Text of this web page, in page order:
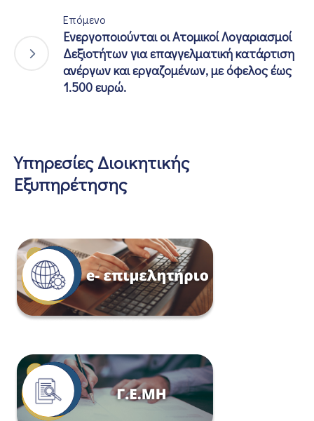
Επόμενο
Ενεργοποιούνται οι Ατομικοί Λογαριασμοί
Δεξιοτήτων για επαγγελματική κατάρτιση
ανέργων και εργαζομένων, με όφελος έως
1.500 ευρώ.
Υπηρεσίες Διοικητικής
Εξυπηρέτησης